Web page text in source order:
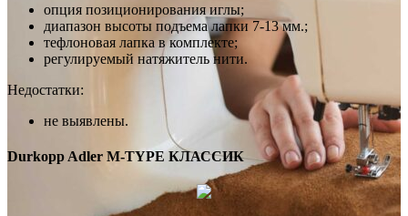
опция позиционирования иглы;
диапазон высоты подъема лапки 7-13 мм.;
тефлоновая лапка в комплекте;
регулируемый натяжитель нити.
Недостатки:
не выявлены.
Durkopp Adler M-TYPE КЛАССИК